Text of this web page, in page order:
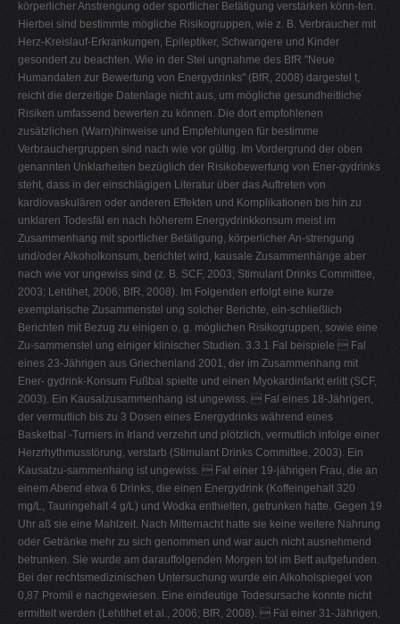
körperlicher Anstrengung oder sportlicher Betätigung verstärken könn-ten.
Hierbei sind bestimmte mögliche Risikogruppen, wie z. B. Verbraucher mit
Herz-Kreislauf-Erkrankungen, Epileptiker, Schwangere und Kinder
gesondert zu beachten. Wie in der Stel ungnahme des BfR "Neue
Humandaten zur Bewertung von Energydrinks" (BfR, 2008) dargestel t,
reicht die derzeitige Datenlage nicht aus, um mögliche gesundheitliche
Risiken umfassend bewerten zu können. Die dort empfohlenen
zusätzlichen (Warn)hinweise und Empfehlungen für bestimme
Verbrauchergruppen sind nach wie vor gültig. Im Vordergrund der oben
genannten Unklarheiten bezüglich der Risikobewertung von Ener-gydrinks
steht, dass in der einschlägigen Literatur über das Auftreten von
kardiovaskulären oder anderen Effekten und Komplikationen bis hin zu
unklaren Todesfäl en nach höherem Energydrinkkonsum meist im
Zusammenhang mit sportlicher Betätigung, körperlicher An-strengung
und/oder Alkoholkonsum, berichtet wird, kausale Zusammenhänge aber
nach wie vor ungewiss sind (z. B. SCF, 2003; Stimulant Drinks Committee,
2003; Lehtihet, 2006; BfR, 2008). Im Folgenden erfolgt eine kurze
exemplarische Zusammenstel ung solcher Berichte, ein-schließlich
Berichten mit Bezug zu einigen o. g. möglichen Risikogruppen, sowie eine
Zu-sammenstel ung einiger klinischer Studien. 3.3.1 Fal beispiele  Fal
eines 23-Jährigen aus Griechenland 2001, der im Zusammenhang mit
Ener- gydrink-Konsum Fußbal spielte und einen Myokardinfarkt erlitt (SCF,
2003). Ein Kausalzusammenhang ist ungewiss.  Fal eines 18-Jährigen,
der vermutlich bis zu 3 Dosen eines Energydrinks während eines
Basketbal -Turniers in Irland verzehrt und plötzlich, vermutlich infolge einer
Herzrhythmusstörung, verstarb (Stimulant Drinks Committee, 2003). Ein
Kausalzu-sammenhang ist ungewiss.  Fal einer 19-jährigen Frau, die an
einem Abend etwa 6 Drinks, die einen Energydrink (Koffeingehalt 320
mg/L, Tauringehalt 4 g/L) und Wodka enthielten, getrunken hatte. Gegen 19
Uhr aß sie eine Mahlzeit. Nach Mitternacht hatte sie keine weitere Nahrung
oder Getränke mehr zu sich genommen und war auch nicht ausnehmend
betrunken. Sie wurde am darauffolgenden Morgen tot im Bett aufgefunden.
Bei der rechtsmedizinischen Untersuchung wurde ein Alkoholspiegel von
0,87 Promil e nachgewiesen. Eine eindeutige Todesursache konnte nicht
ermittelt werden (Lehtihet et al., 2006; BfR, 2008).  Fal einer 31-Jährigen,